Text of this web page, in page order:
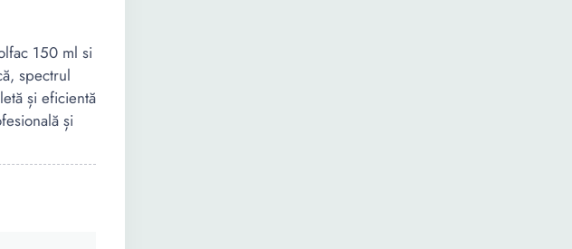
150 ml si
spectrul
și eficientă
și